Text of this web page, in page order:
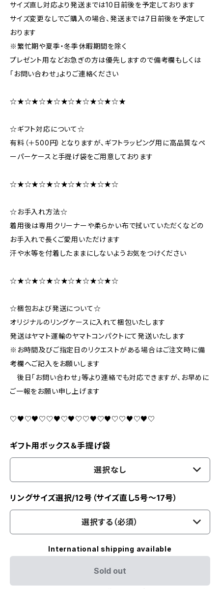
サイズ直し対応より発送までは10日前後を予定しております
サイズ変更なしでご購入の場合、発送までは7日前後を予定して
おります
※繁忙期や夏季・冬季休暇期間を除く
プレゼント用などお急ぎの方は優先しますので備考欄もしくは
「お問い合わせ」よりご連絡ください
☆★☆★☆★☆★☆★☆★☆★☆★
☆ギフト対応について☆
有料（＋500円）となりますが、ギフトラッピング用に高品質なペ
ーパーケースと手提げ袋をご用意しております
☆★☆★☆★☆★☆★☆★☆★☆
☆お手入れ方法☆
着用後は専用クリーナーや柔らかい布で拭いていただくなどの
お手入れで長くご愛用いただけます
汗や水等を付着したままにしないようお気をつけください
☆★☆★☆★☆★☆★☆★☆★☆
☆梱包および発送について☆
オリジナルのリングケースに入れて梱包いたします
発送はヤマト運輸のヤマトコンパクトにて発送いたします
※お時間及びご指定日のリクエストがある場合はご注文時に備
考欄へご記入をお願いします
後日「お問い合わせ」等より連絡でも対応できますが、お早めに
ご一報をお願い申し上げます
♡♥♡♥♡♡♥♡♥♡♡♥♡♥♡♡♥♡♥♡
ギフト用ボックス＆手提げ袋
選択なし
リングサイズ選択/12号（サイズ直し5号～17号）
選択する（必須）
International shipping available
Sold out